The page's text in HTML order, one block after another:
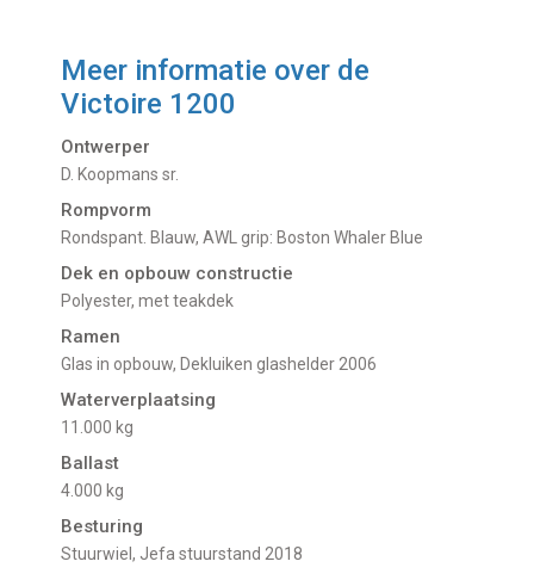
Meer informatie over de
Victoire 1200
Ontwerper
D. Koopmans sr.
Rompvorm
Rondspant. Blauw, AWL grip: Boston Whaler Blue
Dek en opbouw constructie
Polyester, met teakdek
Ramen
Glas in opbouw, Dekluiken glashelder 2006
Waterverplaatsing
11.000 kg
Ballast
4.000 kg
Besturing
Stuurwiel, Jefa stuurstand 2018